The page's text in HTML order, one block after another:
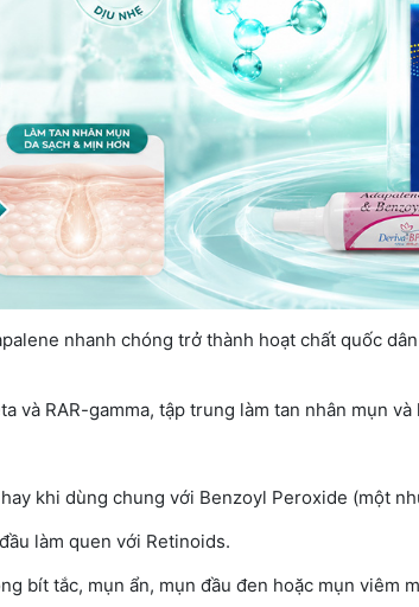
nhanh chóng trở thành hoạt chất quốc
và RAR-gamma, tập trung làm tan nhân mụn và
khi dùng chung với Benzoyl Peroxide (một
làm quen với Retinoids.
bít tắc, mụn ẩn, mụn đầu đen hoặc mụn viêm